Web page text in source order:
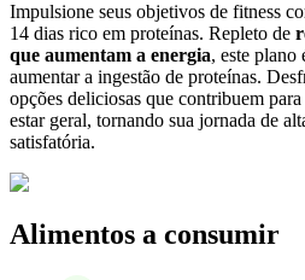
Impulsione seus objetivos de fitness
14 dias rico em proteínas. Repleto de
que aumentam a energia, este plano
aumentar a ingestão de proteínas.
opções deliciosas que contribuem
estar geral, tornando sua jornada de
satisfatória.
Alimentos a consumir